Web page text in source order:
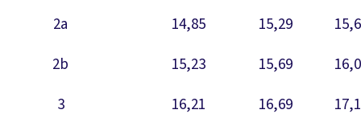
2a
14,85 15,29
2b
15,23 15,69
3
16,21 16,69